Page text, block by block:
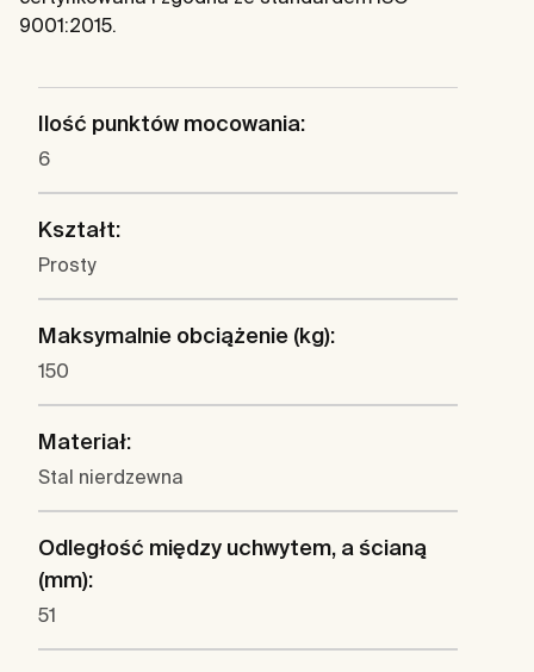
9001:2015.
Ilość punktów mocowania:
6
Kształt:
Prosty
Maksymalnie obciążenie (kg):
150
Materiał:
Stal nierdzewna
Odległość między uchwytem, a ścianą
(mm):
51